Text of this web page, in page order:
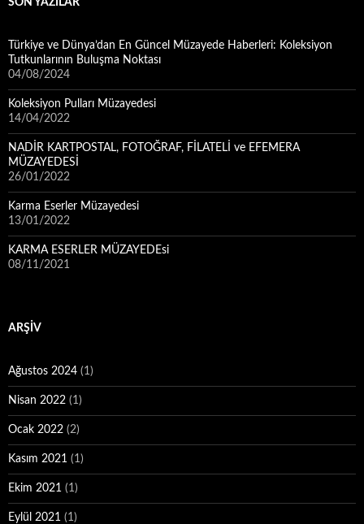
SON YAZILAR
Türkiye ve Dünya’dan En Güncel Müzayede Haberleri: Koleksiyon
Tutkunlarının Buluşma Noktası
04/08/2024
Koleksiyon Pulları Müzayedesi
14/04/2022
NADİR KARTPOSTAL, FOTOĞRAF, FİLATELİ ve EFEMERA
MÜZAYEDESİ
26/01/2022
Karma Eserler Müzayedesi
13/01/2022
KARMA ESERLER MÜZAYEDEsi
08/11/2021
ARŞIV
Ağustos 2024 (1)
Nisan 2022 (1)
Ocak 2022 (2)
Kasım 2021 (1)
Ekim 2021 (1)
Eylül 2021 (1)